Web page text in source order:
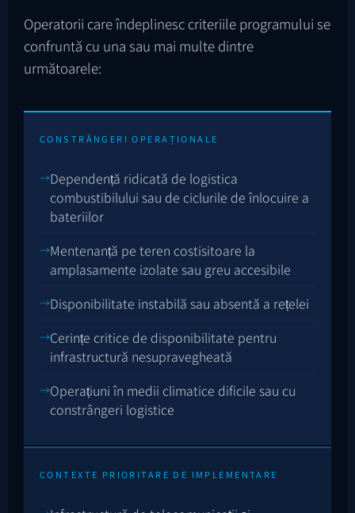
Operatorii care îndeplinesc criteriile programului se
confruntă cu una sau mai multe dintre
următoarele:
CONSTRÂNGERI OPERAȚIONALE
Dependență ridicată de logistica
combustibilului sau de ciclurile de înlocuire a
bateriilor
Mentenanță pe teren costisitoare la
amplasamente izolate sau greu accesibile
Disponibilitate instabilă sau absentă a rețelei
Cerințe critice de disponibilitate pentru
infrastructură nesupravegheată
Operațiuni în medii climatice dificile sau cu
constrângeri logistice
CONTEXTE PRIORITARE DE IMPLEMENTARE